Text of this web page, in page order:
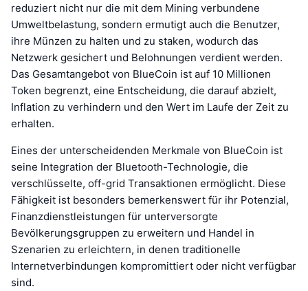
reduziert nicht nur die mit dem Mining verbundene
Umweltbelastung, sondern ermutigt auch die Benutzer,
ihre Münzen zu halten und zu staken, wodurch das
Netzwerk gesichert und Belohnungen verdient werden.
Das Gesamtangebot von BlueCoin ist auf 10 Millionen
Token begrenzt, eine Entscheidung, die darauf abzielt,
Inflation zu verhindern und den Wert im Laufe der Zeit zu
erhalten.
Eines der unterscheidenden Merkmale von BlueCoin ist
seine Integration der Bluetooth-Technologie, die
verschlüsselte, off-grid Transaktionen ermöglicht. Diese
Fähigkeit ist besonders bemerkenswert für ihr Potenzial,
Finanzdienstleistungen für unterversorgte
Bevölkerungsgruppen zu erweitern und Handel in
Szenarien zu erleichtern, in denen traditionelle
Internetverbindungen kompromittiert oder nicht verfügbar
sind.